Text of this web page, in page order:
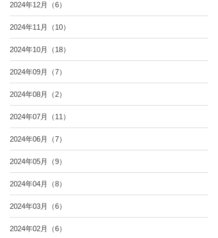
2024年12月（6）
2024年11月（10）
2024年10月（18）
2024年09月（7）
2024年08月（2）
2024年07月（11）
2024年06月（7）
2024年05月（9）
2024年04月（8）
2024年03月（6）
2024年02月（6）